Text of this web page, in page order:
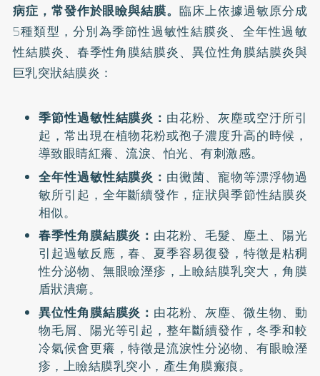
病症，常發作於眼瞼與結膜。臨床上依據過敏原分成
5種類型，分別為季節性過敏性結膜炎、全年性過敏
性結膜炎、春季性角膜結膜炎、異位性角膜結膜炎與
巨乳突狀結膜炎：
季節性過敏性結膜炎： 由花粉、灰塵或空汙所引
起，常出現在植物花粉或孢子濃度升高的時候，
導致眼睛紅癢、流淚、怕光、有刺激感。
全年性過敏性結膜炎： 由黴菌、寵物等漂浮物過
敏所引起，全年斷續發作，症狀與季節性結膜炎
相似。
春季性角膜結膜炎： 由花粉、毛髮、塵土、陽光
引起過敏反應，春、夏季容易復發，特徵是粘稠
性分泌物、無眼瞼溼疹，上瞼結膜乳突大，角膜
盾狀潰瘍。
異位性角膜結膜炎： 由花粉、灰塵、微生物、動
物毛屑、陽光等引起，整年斷續發作，冬季和較
冷氣候會更癢，特徵是流淚性分泌物、有眼瞼溼
疹，上瞼結膜乳突小，產生角膜瘢痕。